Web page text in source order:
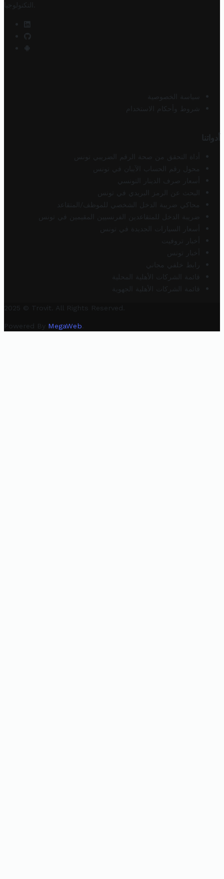
التكنولوجيا
سياسة الخصوصية
شروط وأحكام الاستخدام
أدواتنا
أداة التحقق من صحة الرقم الضريبي تونس
محول رقم الحساب الآيبان في تونس
أسعار صرف الدينار التونسي
البحث عن الرمز البريدي في تونس
محاكي ضريبة الدخل الشخصي للموظف/المتقاعد
ضريبة الدخل للمتقاعدين الفرنسيين المقيمين في تونس
أسعار السيارات الجديدة في تونس
أخبار تروفيت
أخبار تونس
رابط خلفي مجاني
قائمة الشركات الأهلية المحلية
قائمة الشركات الأهلية الجهوية
2025 © Trovit. All Rights Reserved.
Powered By MegaWeb